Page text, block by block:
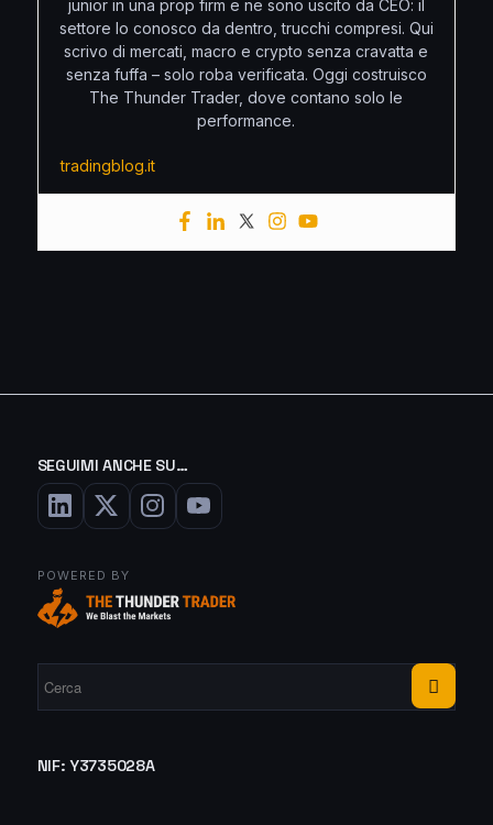
junior in una prop firm e ne sono uscito da CEO: il
settore lo conosco da dentro, trucchi compresi. Qui
scrivo di mercati, macro e crypto senza cravatta e
senza fuffa – solo roba verificata. Oggi costruisco
The Thunder Trader, dove contano solo le
performance.
tradingblog.it
SEGUIMI ANCHE SU…
POWERED BY
NIF: Y3735028A